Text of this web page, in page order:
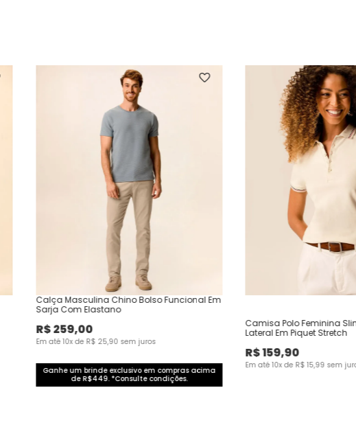
Calça Masculina Chino Bolso Funcional Em
Sarja Com Elastano
R$259,00
Em até10x de R$ 25,90 sem juros
Ganhe um brinde exclusivo em compras acima
de R$449. *Consulte condições.
Camisa Polo Feminina
Lateral Em Piquet Stretch
R$159,90
Em até10x de R$ 15,99 sem